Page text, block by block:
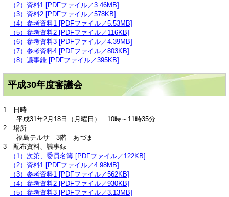
（2）資料1 [PDFファイル／3.46MB]
（3）資料2 [PDFファイル／578KB]
（4）参考資料1 [PDFファイル／5.53MB]
（5）参考資料2 [PDFファイル／116KB]
（6）参考資料3 [PDFファイル／4.39MB]
（7）参考資料4 [PDFファイル／803KB]
（8）議事録 [PDFファイル／395KB]
平成30年度審議会
1 日時
平成31年2月18日（月曜日） 10時～11時35分
2 場所
福島テルサ 3階 あづま
3 配布資料、議事録
（1）次第、委員名簿 [PDFファイル／122KB]
（2）資料1 [PDFファイル／4.98MB]
（3）参考資料1 [PDFファイル／562KB]
（4）参考資料2 [PDFファイル／930KB]
（5）参考資料3 [PDFファイル／3.13MB]